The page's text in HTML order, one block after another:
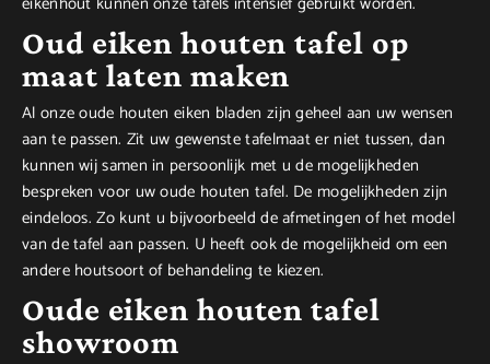
Oud eiken houten tafel op
maat laten maken
Al onze oude houten eiken bladen zijn geheel aan uw wensen
aan te passen. Zit uw gewenste tafelmaat er niet tussen, dan
kunnen wij samen in persoonlijk met u de mogelijkheden
bespreken voor uw oude houten tafel. De mogelijkheden zijn
eindeloos. Zo kunt u bijvoorbeeld de afmetingen of het model
van de tafel aan passen. U heeft ook de mogelijkheid om een
andere houtsoort of behandeling te kiezen.
Oude eiken houten tafel
showroom